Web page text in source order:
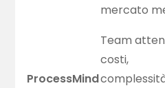
mercato
ProcessMind
Team
costi,